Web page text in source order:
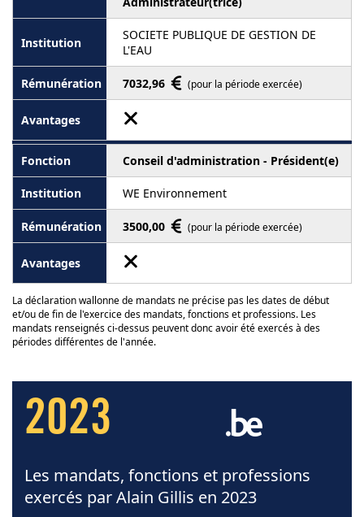
SOCIETE PUBLIQUE DE GESTION DE
L'EAU
7032,96 (pour la période exercée)
Conseil d'administration - Président(e)
WE Environnement
3500,00 (pour la période exercée)
La déclaration wallonne de mandats ne précise pas les dates de début
et/ou de fin de l'exercice des mandats, fonctions et professions. Les
mandats renseignés ci-dessus peuvent donc avoir été exercés à des
périodes différentes de l'année.
2023
Les mandats, fonctions et professions
exercés par Alain Gillis en 2023